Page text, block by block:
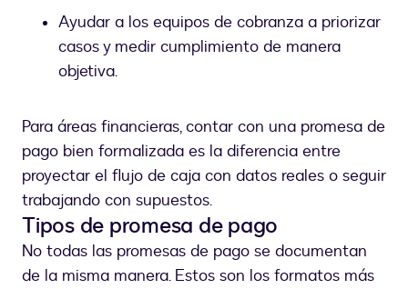
Ayudar a los equipos de cobranza a priorizar
casos y medir cumplimiento de manera
objetiva.
Para áreas financieras, contar con una promesa de
pago bien formalizada es la diferencia entre
proyectar el flujo de caja con datos reales o seguir
trabajando con supuestos.
Tipos de promesa de pago
No todas las promesas de pago se documentan
de la misma manera. Estos son los formatos más